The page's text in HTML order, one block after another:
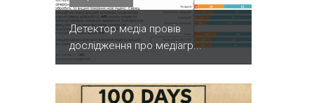
Детектор медіа провів
дослідження про медіагр...